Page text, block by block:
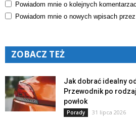
Powiadom mnie o kolejnych
Powiadom mnie o nowych wpisach
ZOBACZ TEŻ
Jak dobrać idealny
Przewodnik po
powłok
Porady 31 lipca 2026